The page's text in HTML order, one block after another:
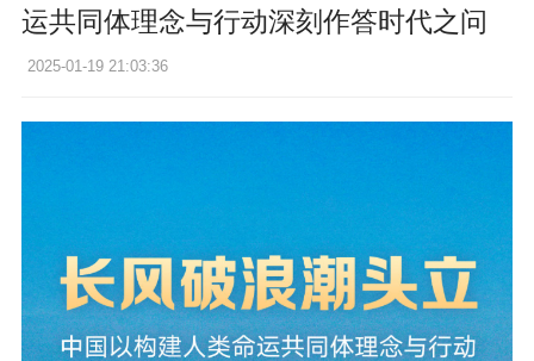
运共同体理念与行动深刻作答时代之问
2025-01-19 21:03:36